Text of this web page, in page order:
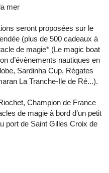
mer
seront proposées sur le
(plus de 500 cadeaux à
de magie* (Le magic boat
d’évènements nautiques en
Sardinha Cup, Régates
La Tranche-Ile de Ré...).
Champion de France
de magie à bord d’un petit
port de Saint Gilles Croix de